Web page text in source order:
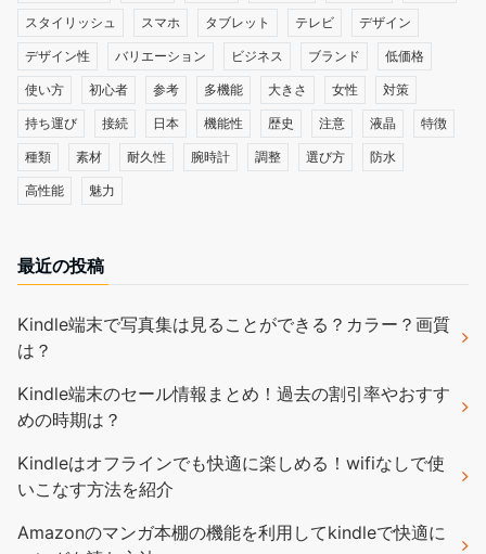
スタイリッシュ スマホ タブレット テレビ デザイン
デザイン性 バリエーション ビジネス ブランド 低価格
使い方 初心者 参考 多機能 大きさ 女性 対策
持ち運び 接続 日本 機能性 歴史 注意 液晶 特徴
種類 素材 耐久性 腕時計 調整 選び方 防水
高性能 魅力
最近の投稿
Kindle端末で写真集は見ることができる？カラー？画質
は？
Kindle端末のセール情報まとめ！過去の割引率やおすす
めの時期は？
Kindleはオフラインでも快適に楽しめる！wifiなしで使
いこなす方法を紹介
Amazonのマンガ本棚の機能を利用してkindleで快適に